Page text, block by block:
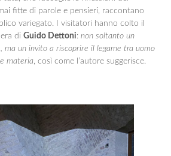
fitte di parole e pensieri, raccontano
variegato. I visitatori hanno colto il
diGuido Dettoni:non soltanto un
ma un invito a riscoprire il legame tra uomo
materia, così come l’autore suggerisce.